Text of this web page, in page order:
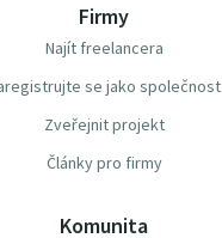
Firmy
Najít freelancera
se jako společnost
Zveřejnit projekt
Články pro firmy
Komunita